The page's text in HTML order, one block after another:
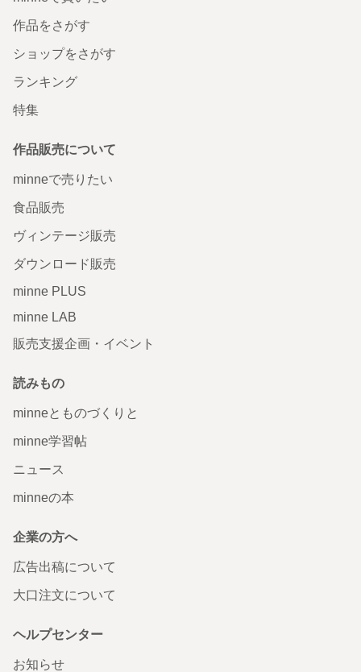
作品をさがす
ショップをさがす
ランキング
特集
作品販売について
minneで売りたい
食品販売
ヴィンテージ販売
ダウンロード販売
minne PLUS
minne LAB
販売支援企画・イベント
読みもの
minneとものづくりと
minne学習帖
ニュース
minneの本
企業の方へ
広告出稿について
大口注文について
ヘルプセンター
お知らせ